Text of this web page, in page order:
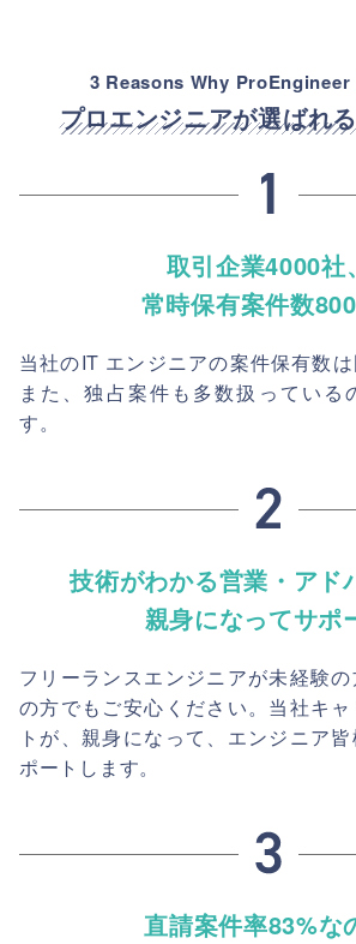
3 Reasons Why
プロエンジニアが選ばれる
取引企業4000社、
常時保有案件数
当社のIT エンジニアの案件保有数は
また、独占案件も多数扱っている
す。
技術がわかる営業・アド
親身になってサポ
フリーランスエンジニアが未経験
の方でもご安心ください。当社キ
トが、親身になって、エンジニア
ポートします。
直請案件率83%な